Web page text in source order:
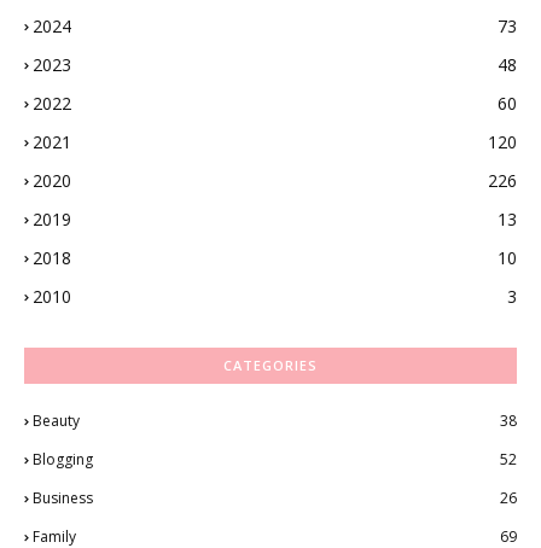
2024
73
2023
48
2022
60
2021
120
2020
226
2019
13
2018
10
2010
3
CATEGORIES
Beauty
38
Blogging
52
Business
26
Family
69